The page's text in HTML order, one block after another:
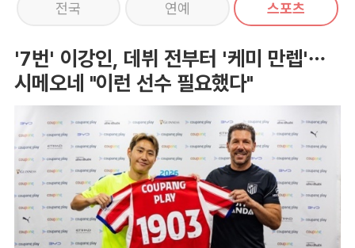
전국 연예 스포츠
'7번' 이강인, 데뷔 전부터 '케미 만렙'…
시메오네 "이런 선수 필요했다"